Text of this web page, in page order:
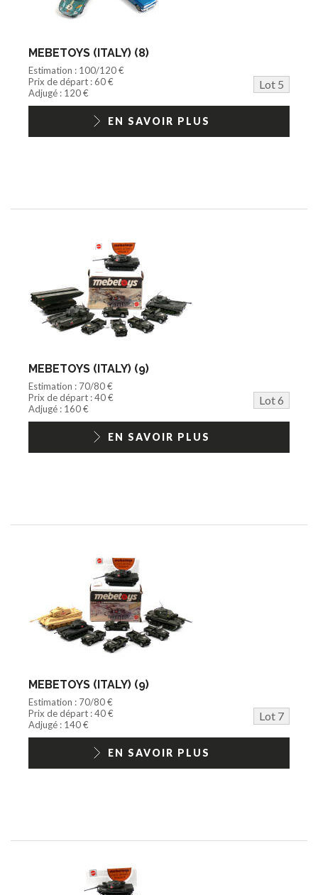
MEBETOYS (ITALY) (8)
Estimation : 100/120 €
Prix de départ : 60 €
Lot 5
Adjugé : 120 €
EN SAVOIR PLUS
MEBETOYS (ITALY) (9)
Estimation : 70/80 €
Prix de départ : 40 €
Lot 6
Adjugé : 160 €
EN SAVOIR PLUS
MEBETOYS (ITALY) (9)
Estimation : 70/80 €
Prix de départ : 40 €
Lot 7
Adjugé : 140 €
EN SAVOIR PLUS